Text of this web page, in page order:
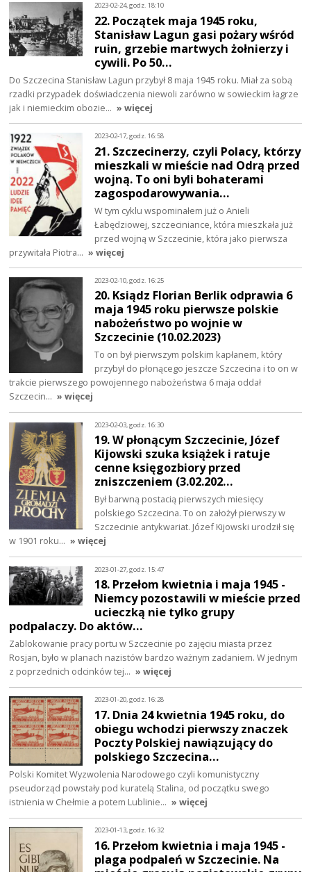
2023-02-24, godz. 18:10
22. Początek maja 1945 roku,
Stanisław Lagun gasi pożary wśród
ruin, grzebie martwych żołnierzy i
cywili. Po 50…
Do Szczecina Stanisław Lagun przybył 8 maja 1945 roku. Miał za sobą
rzadki przypadek doświadczenia niewoli zarówno w sowieckim łagrze
jak i niemieckim obozie… » więcej
2023-02-17, godz. 16:58
21. Szczecinerzy, czyli Polacy, którzy
mieszkali w mieście nad Odrą przed
wojną. To oni byli bohaterami
zagospodarowywania…
W tym cyklu wspominałem już o Anieli
Łabędziowej, szczeciniance, która mieszkała już
przed wojną w Szczecinie, która jako pierwsza
przywitała Piotra… » więcej
2023-02-10, godz. 16:25
20. Ksiądz Florian Berlik odprawia 6
maja 1945 roku pierwsze polskie
nabożeństwo po wojnie w
Szczecinie (10.02.2023)
To on był pierwszym polskim kapłanem, który
przybył do płonącego jeszcze Szczecina i to on w
trakcie pierwszego powojennego nabożeństwa 6 maja oddał
Szczecin… » więcej
2023-02-03, godz. 16:30
19. W płonącym Szczecinie, Józef
Kijowski szuka książek i ratuje
cenne księgozbiory przed
zniszczeniem (3.02.202…
Był barwną postacią pierwszych miesięcy
polskiego Szczecina. To on założył pierwszy w
Szczecinie antykwariat. Józef Kijowski urodził się
w 1901 roku… » więcej
2023-01-27, godz. 15:47
18. Przełom kwietnia i maja 1945 -
Niemcy pozostawili w mieście przed
ucieczką nie tylko grupy
podpalaczy. Do aktów…
Zablokowanie pracy portu w Szczecinie po zajęciu miasta przez
Rosjan, było w planach nazistów bardzo ważnym zadaniem. W jednym
z poprzednich odcinków tej… » więcej
2023-01-20, godz. 16:28
17. Dnia 24 kwietnia 1945 roku, do
obiegu wchodzi pierwszy znaczek
Poczty Polskiej nawiązujący do
polskiego Szczecina…
Polski Komitet Wyzwolenia Narodowego czyli komunistyczny
pseudorząd powstały pod kuratelą Stalina, od początku swego
istnienia w Chełmie a potem Lublinie… » więcej
2023-01-13, godz. 16:32
16. Przełom kwietnia i maja 1945 -
plaga podpaleń w Szczecinie. Na